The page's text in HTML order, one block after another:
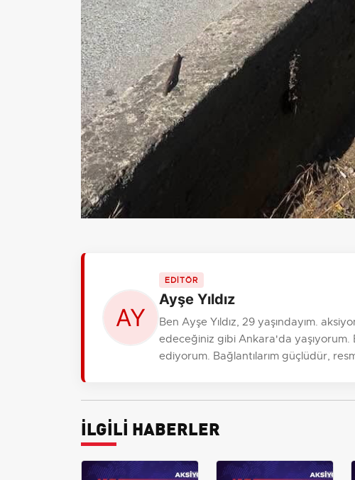
EDİTÖR
Ayşe Yıldız
Ben Ayşe Yıldız, 29 yaşındayım.
edeceğiniz gibi Ankara'da
ediyorum. Bağlantılarım güçlüdür,
İLGİLİ HABERLER